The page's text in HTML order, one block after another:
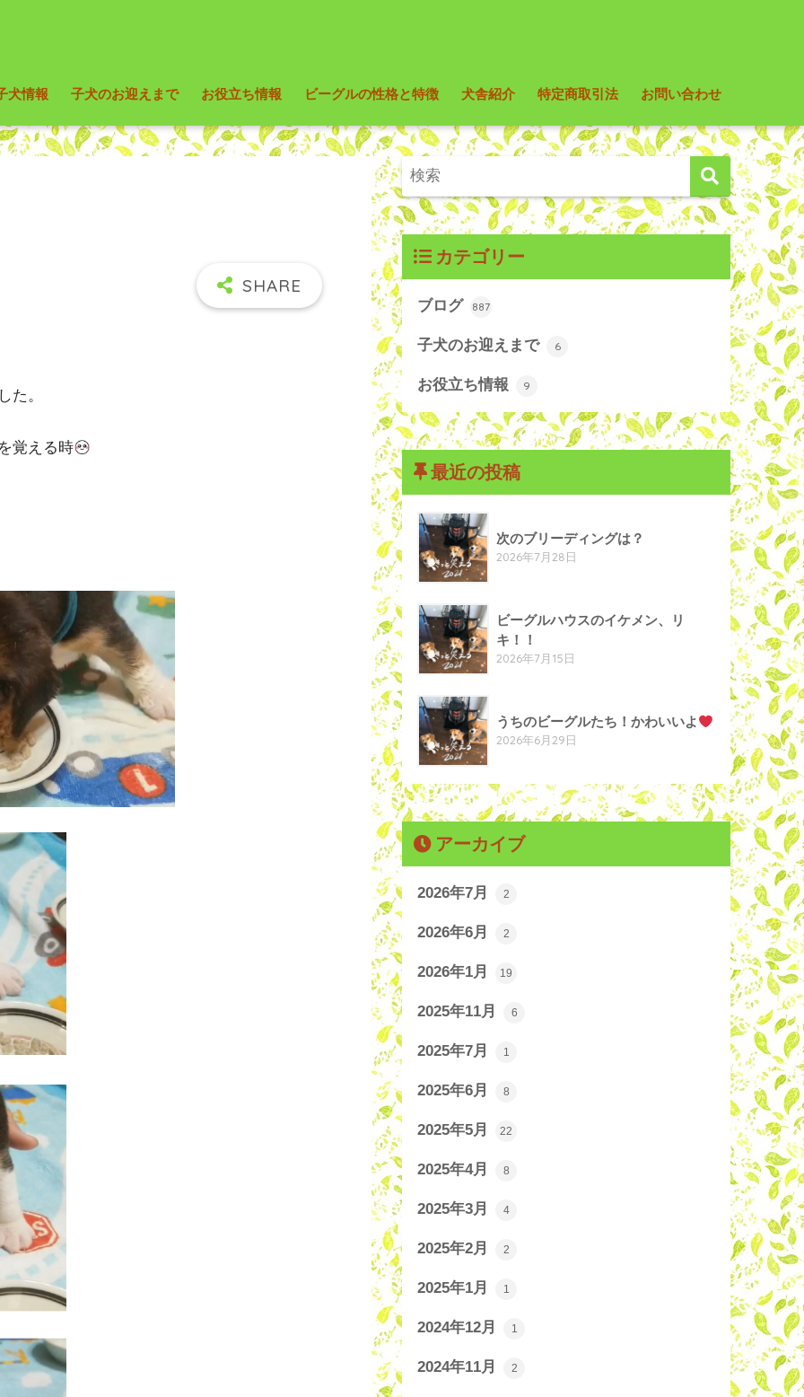
犬情報 子犬のお迎えまで お役立ち情報 ビーグルの性格と特徴 犬舎紹介 特定商取引法 お問い合わせ
た。
覚える時
カテゴリー
ブログ 887
子犬のお迎えまで 6
お役立ち情報 9
最近の投稿
次のブリーディングは？
2026年7月28日
ビーグルハウスのイケメン、リ
キ！！
2026年7月15日
うちのビーグルたち！かわいいよ
2026年6月29日
アーカイブ
2026年7月 2
2026年6月 2
2026年1月 19
2025年11月 6
2025年7月 1
2025年6月 8
2025年5月 22
2025年4月 8
2025年3月 4
2025年2月 2
2025年1月 1
2024年12月 1
2024年11月 2